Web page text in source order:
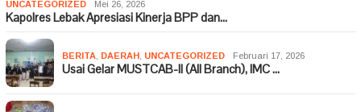
UNCATEGORIZED Mei 26, 2026
Kapolres Lebak Apresiasi Kinerja BPP dan…
BERITA, DAERAH , UNCATEGORIZED Februari 17, 2026
Usai Gelar MUSTCAB-II (All Branch), IMC …